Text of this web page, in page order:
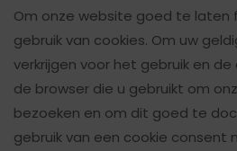
Om onze website goed te laten
gebruik van cookies. Om uw
verkrijgen voor het gebruik en
de browser die u gebruikt om
bezoeken en om dit goed te
gebruik van een cookie consent